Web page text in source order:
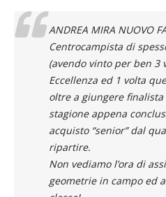
ANDREA MIRA NUOVO
Centrocampista di
(avendo vinto per ben 3
Eccellenza ed 1 volta
oltre a giungere
stagione appena
acquisto “senior” dal
ripartire.
Non vediamo l’ora di
geometrie in campo ed